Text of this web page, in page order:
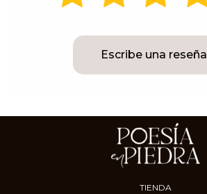
Escribe una reseña
TIENDA